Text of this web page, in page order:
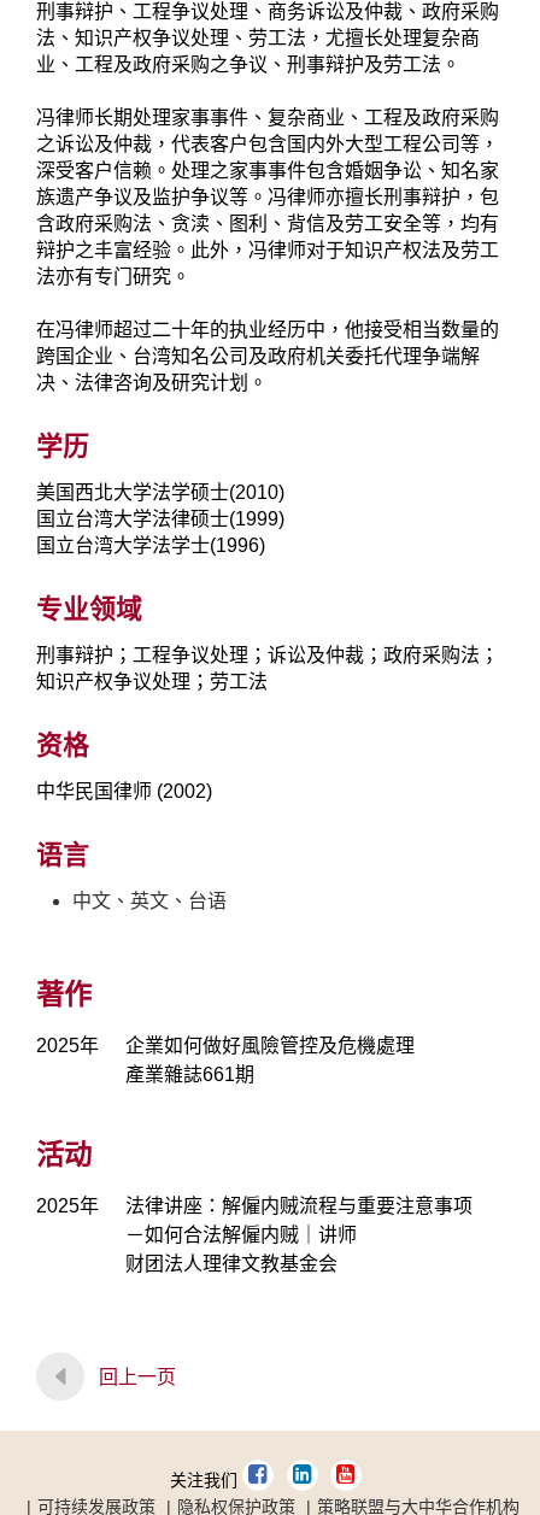
刑事辩护、工程争议处理、商务诉讼及仲裁、政府采购
法、知识产权争议处理、劳工法，尤擅长处理复杂商
业、工程及政府采购之争议、刑事辩护及劳工法。
冯律师长期处理家事事件、复杂商业、工程及政府采购
之诉讼及仲裁，代表客户包含国内外大型工程公司等，
深受客户信赖。处理之家事事件包含婚姻争讼、知名家
族遗产争议及监护争议等。冯律师亦擅长刑事辩护，包
含政府采购法、贪渎、图利、背信及劳工安全等，均有
辩护之丰富经验。此外，冯律师对于知识产权法及劳工
法亦有专门研究。
在冯律师超过二十年的执业经历中，他接受相当数量的
跨国企业、台湾知名公司及政府机关委托代理争端解
决、法律咨询及研究计划。
学历
美国西北大学法学硕士(2010)
国立台湾大学法律硕士(1999)
国立台湾大学法学士(1996)
专业领域
刑事辩护；工程争议处理；诉讼及仲裁；政府采购法；
知识产权争议处理；劳工法
资格
中华民国律师 (2002)
语言
中文、英文、台语
著作
2025年
企業如何做好風險管控及危機處理
產業雜誌661期
活动
2025年
法律讲座：解僱内贼流程与重要注意事项
－如何合法解僱内贼｜讲师
财团法人理律文教基金会
回上一页
关注我们
可持续发展政策
隐私权保护政策 策略联盟与大中华合作机构